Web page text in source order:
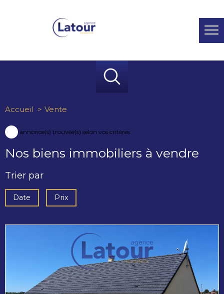
Accueil Vente
106 annonce(s) trouvée(s) selon vos critères
Nos biens immobiliers à vendre
Trier par
Date Prix
voir le